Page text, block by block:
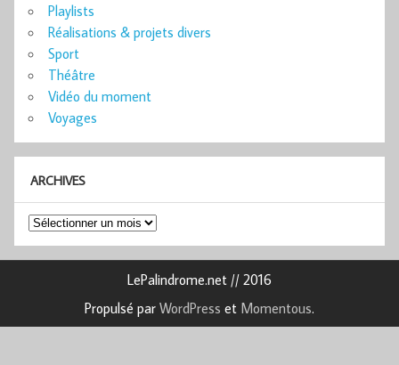
Playlists
Réalisations & projets divers
Sport
Théâtre
Vidéo du moment
Voyages
ARCHIVES
Archives
LePalindrome.net // 2016
Propulsé par WordPress et Momentous.